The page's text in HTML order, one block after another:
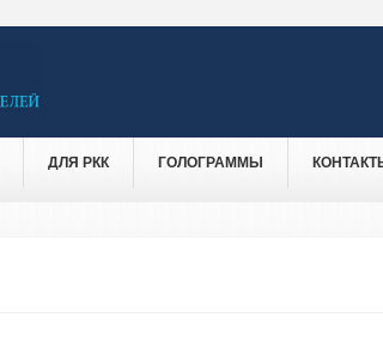
ДЛЯ РКК ГОЛОГРАММЫ